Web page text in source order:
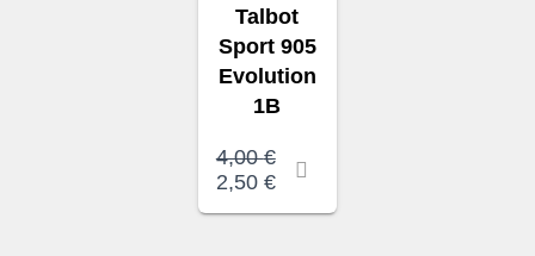
Talbot
Sport 905
Evolution
1B
4,00€Le
prix
2,50 €Le